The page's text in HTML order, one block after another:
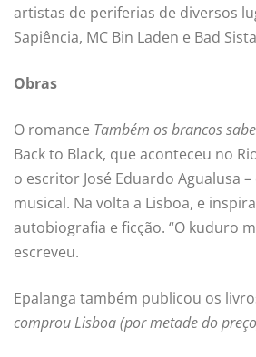
artistas de periferias de diversos
Sapiência, MC Bin Laden e Bad
Obras
O romance Também os brancos
Back to Black, que aconteceu no
o escritor José Eduardo Agualusa
musical. Na volta a Lisboa, e
autobiografia e ficção. “O kuduro
escreveu.
Epalanga também publicou os
comprou Lisboa (por metade do